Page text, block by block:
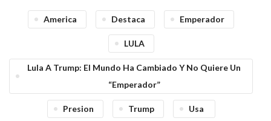
America Destaca Emperador
LULA
Lula A Trump: El Mundo Ha Cambiado Y No Quiere Un
“emperador”
Presion Trump Usa